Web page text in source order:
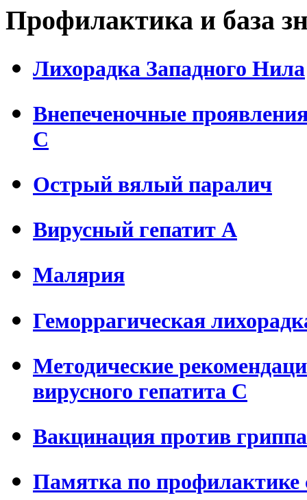
Профилактика и база
Лихорадка Западного Нила
Внепеченочные
С
Острый вялый паралич
Вирусный гепатит А
Малярия
Геморрагическая
Методические
вирусного гепатита С
Вакцинация против гриппа
Памятка по профилактике